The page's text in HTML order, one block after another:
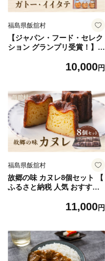
福島県飯舘村
【ジャパン・フード・セレク
ション グランプリ受賞！】東
ー・イイタテ 6個入りセット
スイーツ 焼き菓子 焼菓子 ガ
トーバスク 手作り 贈答 贈り
物 プレゼント ギフト 詰合せ
お菓子セット 手作り オリジ
ナル 詰め合わせ 個包装 セッ
ト 復興 福島 飯舘村 ジャパン
フードセレクション 】 ITTA
10,000円
福島県飯舘村
故郷の味 カヌレ8個セット 【
ふるさと納税 人気 おすすめ
イーツ 焼き菓子 焼菓子 カヌ
ット 手作り オリジナル 詰め
合わせ 個包装 セット 復興 福
島 飯舘村 】 ITTAN003
11,000円